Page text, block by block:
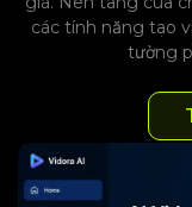
các tính năng tạo
tường